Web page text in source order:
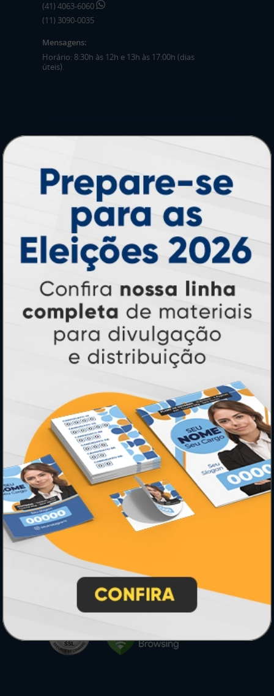
(41) 4063-6060
(11) 3090-0035
Mensagens:
Horário: 8:30h às 12h e 13h às 17:00h (dias
úteis).
Adesivos
Pastas
Cartão de Visita
Folder, Flyer e Panfleto
Banners e Lonas
Calendários 2027
PAGUE COM
* Pagamento com cartão de crédito terá valor adicional.
** Pagamentos a prazo poderão ter acréscimo.
*** Nota fiscal sujeita a emissão de acordo com prestador de
serviço, conforme legislação pertinente.
PARTICIPE
SEGURANÇA